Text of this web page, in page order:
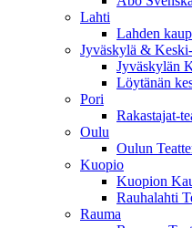
Lahti
Lahden
Jyväskylä &
Jyväskylän
Löytänän
Pori
Rakastajat-
Oulu
Oulun
Kuopio
Kuopion
Rauhalahti
Rauma